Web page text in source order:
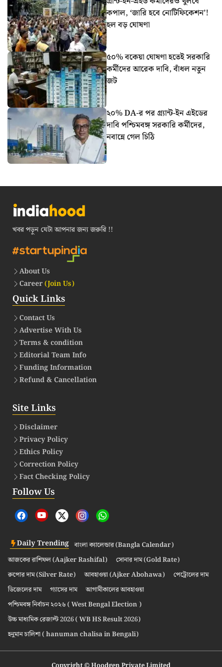
কপাল, ‘জারি হবে নোটিফিকেশন’!
হল বড় ঘোষণা
৫০% বকেয়া ঘোষণা হতেই সরকারি
কর্মীদের আরেক দাবি, বাঁধল নতুন
জট
২০% DA-র পর গ্র্যান্ট-ইন এইডের
দাবি পশ্চিমবঙ্গ সরকারি কর্মীদের,
নবান্নে গেল চিঠি
খবর পড়ুন যেটা আপনার জন্য জরুরি !!
About Us
Career(Join Us)
Quick Links
Contact Us
Advertise With Us
Terms & condition
Editorial Team Info
Funding Information
Refund & Cancellation
Site Links
Disclaimer
Privacy Policy
Ethics Policy
Correction Policy
Fact Checking Policy
Follow Us
Daily Trending বাংলা ক্যালেন্ডার (Bangla Calendar)
আজকের রাশিফল (Aajker Rashifal)
সোনার দাম (Gold Rate)
রুপোর দাম (Silver Rate)
আবহাওয়া (Ajker Abohawa)
পেট্রোলের দাম
ডিজেলের দাম
গ্যাসের দাম
আগামীকালের আবহাওয়া
পশ্চিমবঙ্গ নির্বাচন ২০২৬ ( West Bengal Election )
উচ্চ মাধ্যমিক রেজাল্ট 2026 ( WB HS Result 2026)
হনুমান চালিশা ( hanuman chalisa in Bengali)